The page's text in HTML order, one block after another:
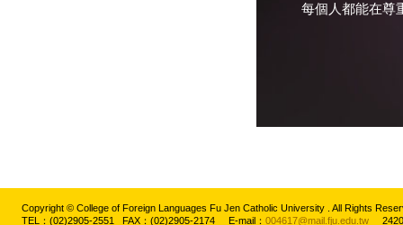
每個人都能在尊
Copyright © College of Foreign Languages Fu Jen Catholic University . All Rights
TEL：(02)2905-2551 FAX：(02)2905-2174 E-mail： 004617@mail.fju.edu.tw